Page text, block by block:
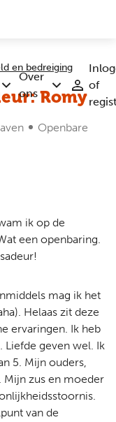
Over
ons
Submenu
Over
of
en bedreiging
Romy
Openbare
ik op de
een openbaring.
mag ik het
Helaas zit deze
ervaringen. Ik heb
Liefde geven wel. Ik
5. Mijn ouders,
Mijn zus en moeder
van de